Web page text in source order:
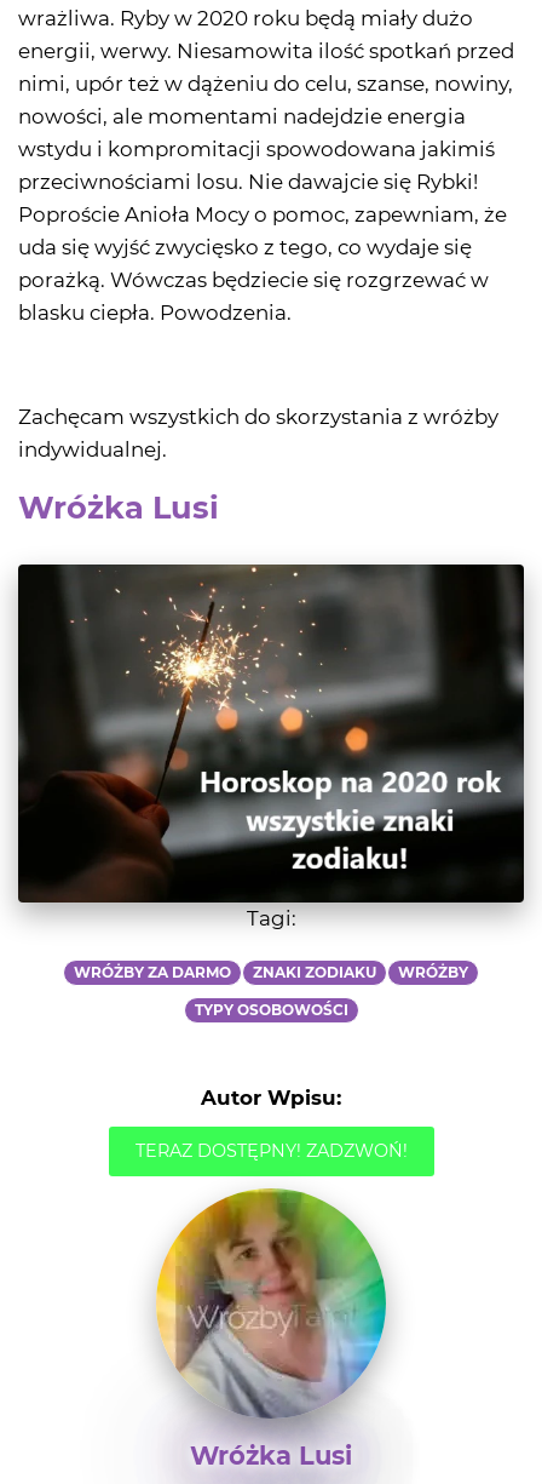
wrażliwa. Ryby w 2020 roku będą miały dużo
energii, werwy. Niesamowita ilość spotkań przed
nimi, upór też w dążeniu do celu, szanse, nowiny,
nowości, ale momentami nadejdzie energia
wstydu i kompromitacji spowodowana jakimiś
przeciwnościami losu. Nie dawajcie się Rybki!
Poproście Anioła Mocy o pomoc, zapewniam, że
uda się wyjść zwycięsko z tego, co wydaje się
porażką. Wówczas będziecie się rozgrzewać w
blasku ciepła. Powodzenia.
Zachęcam wszystkich do skorzystania z wróżby
indywidualnej.
Wróżka Lusi
Tagi:
WRÓŻBY ZA DARMO ZNAKI ZODIAKU WRÓŻBY
TYPY OSOBOWOŚCI
Autor Wpisu:
TERAZ DOSTĘPNY! ZADZWOŃ!
Wróżka Lusi